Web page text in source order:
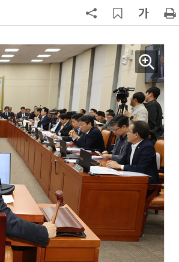
서 TV·모니터 '大戰'
테크…AI 연금운용 경쟁 본격화
LG 엑사원, 中企 제조현장 '전파'…
대기업과 협력사 AI 상생 시동
10 코스피 급등에 매수 사이드카 발동